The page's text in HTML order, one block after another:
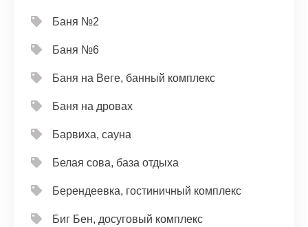
Баня №2
Баня №6
Баня на Веге, банный комплекс
Баня на дровах
Барвиха, сауна
Белая сова, база отдыха
Берендеевка, гостиничный комплекс
Биг Бен, досуговый комплекс